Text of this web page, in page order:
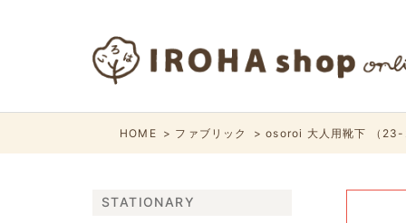
HOME ファブリック osoroi 大人用靴下 （
STATIONARY